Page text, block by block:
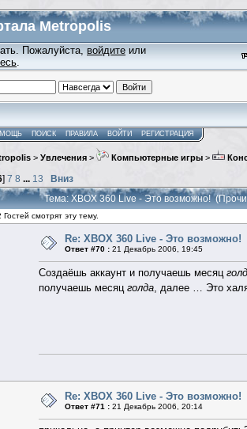
Metropolis
Пожалуйста, войдите или
.
ПОИСК ПРАВИЛА ВОЙТИ РЕГИСТРАЦИЯ
> Увлечения > Компьютерные игры >
] 7 8 ... 13
Вниз
Тема: XBOX 360 Live - Это возможно!
смотрят эту тему.
Re: XBOX 360 Live - Это возможно!
Ответ #70 : 21 Декабрь 2006, 19:45
Создаёшь аккаунт и получаешь месяц
получаешь месяц голда, далее … Это
Re: XBOX 360 Live - Это возможно!
Ответ #71 : 21 Декабрь 2006, 20:14